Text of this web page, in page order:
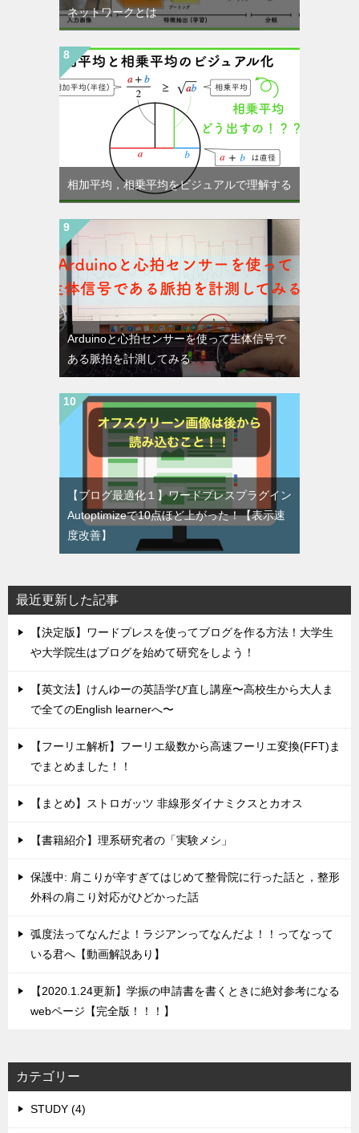
ネットワークとは
相加平均，相乗平均をビジュアルで理解する
Arduinoと心拍センサーを使って生体信号で
ある脈拍を計測してみる
【ブログ最適化１】ワードプレスプラグイン
Autoptimizeで10点ほど上がった！【表示速
度改善】
最近更新した記事
【決定版】ワードプレスを使ってブログを作る方法！大学生
や大学院生はブログを始めて研究をしよう！
【英文法】けんゆーの英語学び直し講座〜高校生から大人ま
で全てのEnglish learnerへ〜
【フーリエ解析】フーリエ級数から高速フーリエ変換(FFT)ま
でまとめました！！
【まとめ】ストロガッツ 非線形ダイナミクスとカオス
【書籍紹介】理系研究者の「実験メシ」
保護中: 肩こりが辛すぎてはじめて整骨院に行った話と，整形
外科の肩こり対応がひどかった話
弧度法ってなんだよ！ラジアンってなんだよ！！ってなって
いる君へ【動画解説あり】
【2020.1.24更新】学振の申請書を書くときに絶対参考になる
webページ【完全版！！！】
カテゴリー
STUDY (4)